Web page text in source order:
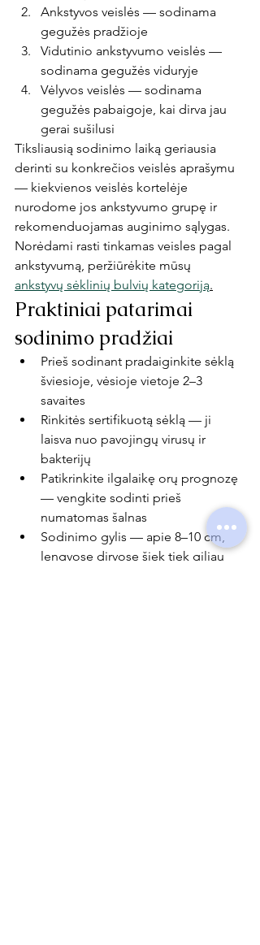
Ankstyvos veislės — sodinama
gegužės pradžioje
Vidutinio ankstyvumo veislės —
sodinama gegužės viduryje
Vėlyvos veislės — sodinama
gegužės pabaigoje, kai dirva jau
gerai sušilusi
Tiksliausią sodinimo laiką geriausia
derinti su konkrečios veislės aprašymu
— kiekvienos veislės kortelėje
nurodome jos ankstyvumo grupę ir
rekomenduojamas auginimo sąlygas.
Norėdami rasti tinkamas veisles pagal
ankstyvumą, peržiūrėkite mūsų
ankstyvų sėklinių bulvių kategoriją.
Praktiniai patarimai
sodinimo pradžiai
Prieš sodinant pradaiginkite sėklą
šviesioje, vėsioje vietoje 2–3
savaites
Rinkitės sertifikuotą sėklą — ji
laisva nuo pavojingų virusų ir
bakterijų
Patikrinkite ilgalaikę orų prognozę
— vengkite sodinti prieš
numatomas šalnas
Sodinimo gylis — apie 8–10 cm,
lengvose dirvose šiek tiek giliau